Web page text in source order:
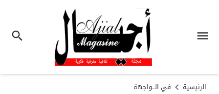
الرئيسية في الـــواجهة